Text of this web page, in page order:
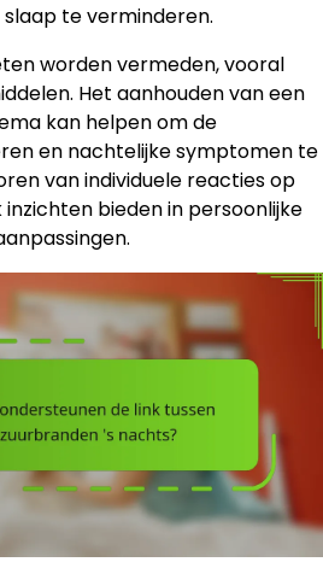
te verminderen.
worden vermeden, vooral
Het aanhouden van een
kan helpen om de
en nachtelijke symptomen te
van individuele reacties op
bieden in persoonlijke